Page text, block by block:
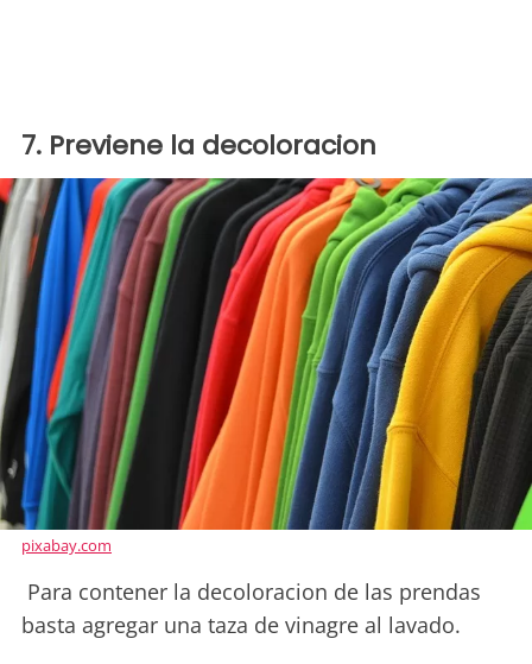
7. Previene la decoloracion
pixabay.com
Para contener la decoloracion de las prendas
basta agregar una taza de vinagre al lavado.